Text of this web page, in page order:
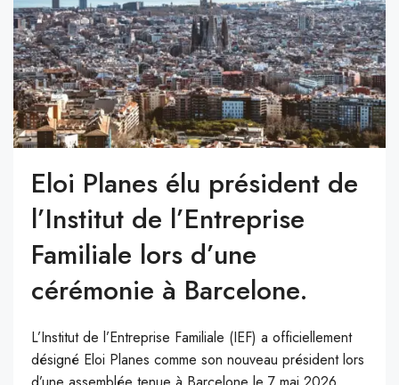
Eloi Planes élu président de
l’Institut de l’Entreprise
Familiale lors d’une
cérémonie à Barcelone.
L’Institut de l’Entreprise Familiale (IEF) a officiellement
désigné Eloi Planes comme son nouveau président lors